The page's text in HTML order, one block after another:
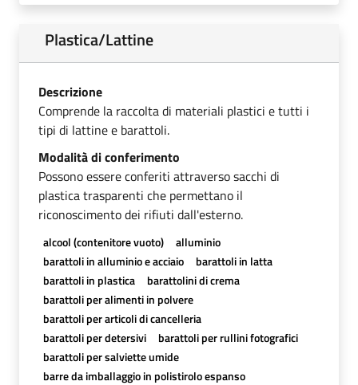
Plastica/Lattine
Descrizione
Comprende la raccolta di materiali plastici e tutti i
tipi di lattine e barattoli.
Modalità di conferimento
Possono essere conferiti attraverso sacchi di
plastica trasparenti che permettano il
riconoscimento dei rifiuti dall'esterno.
alcool (contenitore vuoto)
alluminio
barattoli in alluminio e acciaio
barattoli in latta
barattoli in plastica
barattolini di crema
barattoli per alimenti in polvere
barattoli per articoli di cancelleria
barattoli per detersivi
barattoli per rullini fotografici
barattoli per salviette umide
barre da imballaggio in polistirolo espanso